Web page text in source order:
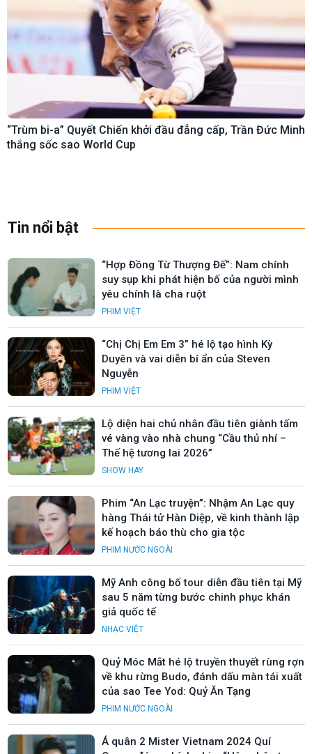
“Trùm bi-a” Quyết Chiến khởi đầu đẳng cấp, Trần Đức Minh
thắng sốc sao World Cup
Tin nổi bật
“Hợp Đồng Từ Thượng Đế”: Nam chính
suy sụp khi phát hiện bố của người mình
yêu chính là cha ruột
PHIM VIỆT
“Chị Chị Em Em 3” hé lộ tạo hình Kỳ
Duyên và vai diễn bí ẩn của Steven
Nguyễn
PHIM VIỆT
Lộ diện hai chủ nhân đầu tiên giành tấm
vé vàng vào nhà chung “Cầu thủ nhí –
Thế hệ tương lai 2026”
SHOW HAY
Phim “An Lạc truyện”: Nhậm An Lạc quy
hàng Thái tử Hàn Diệp, về kinh thành lập
kế hoạch báo thù cho gia tộc
PHIM NƯỚC NGOÀI
Mỹ Anh công bố tour diễn đầu tiên tại Mỹ
sau 5 năm từng bước chinh phục khán
giả quốc tế
NHẠC VIỆT
Quỷ Móc Mắt hé lộ truyền thuyết rùng rợn
về khu rừng Budo, đánh dấu màn tái xuất
của sao Tee Yod: Quỷ Ăn Tạng
PHIM NƯỚC NGOÀI
Á quân 2 Mister Vietnam 2024 Quí